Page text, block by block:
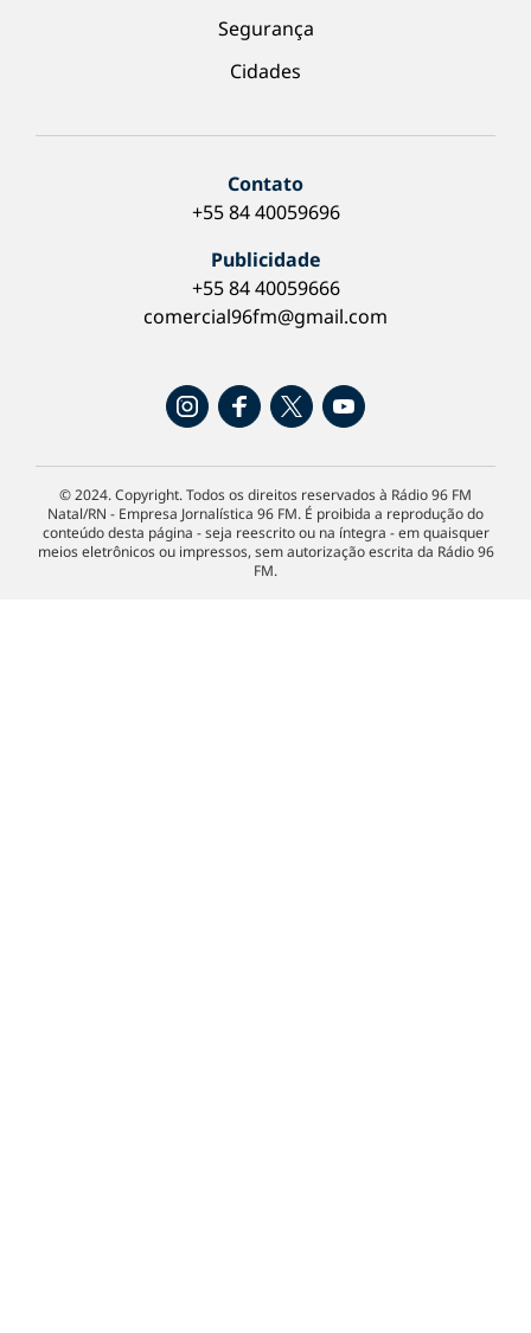
Segurança
Cidades
Contato
+55 84 40059696
Publicidade
+55 84 40059666
comercial96fm@gmail.com
© 2024. Copyright. Todos os direitos reservados à Rádio 96 FM
Natal/RN - Empresa Jornalística 96 FM. É proibida a reprodução do
conteúdo desta página - seja reescrito ou na íntegra - em quaisquer
meios eletrônicos ou impressos, sem autorização escrita da Rádio 96
FM.